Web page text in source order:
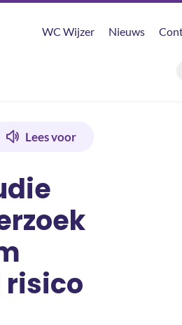
WC Wijzer Nieuws
lymfoom overlevenden met
Lees voor
risico